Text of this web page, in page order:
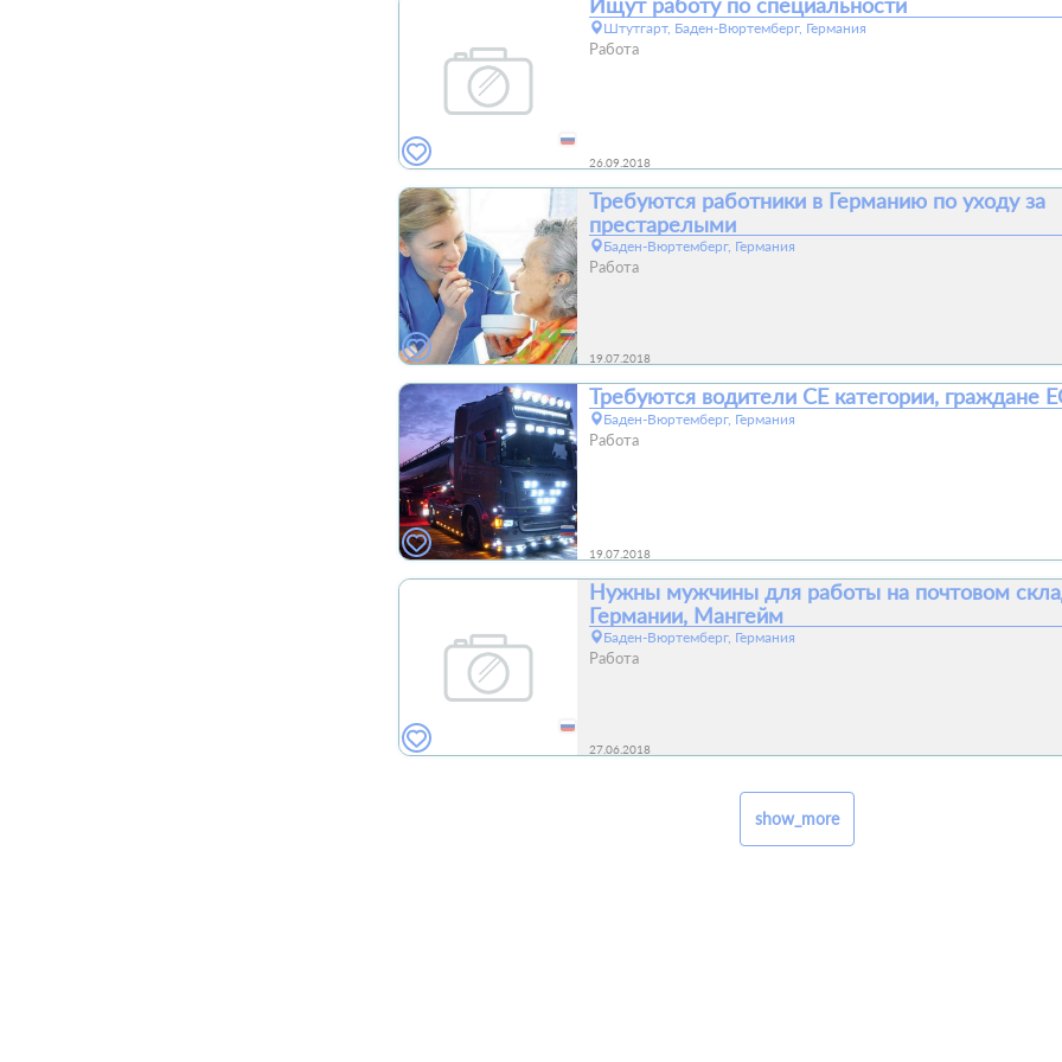
Штутгарт, Баден-Вюртемберг, Германия
Работа
26.09.2018
Требуются работники в Германию по уходу за
престарелыми
Баден-Вюртемберг, Германия
Работа
19.07.2018
Требуются водители СЕ категории, граждане
Баден-Вюртемберг, Германия
Работа
19.07.2018
Нужны мужчины для работы на почтовом
Германии, Мангейм
Баден-Вюртемберг, Германия
Работа
27.06.2018
show_more